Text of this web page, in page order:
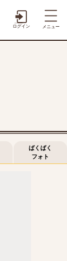
ログイン メニュー
ばくばく
フォト